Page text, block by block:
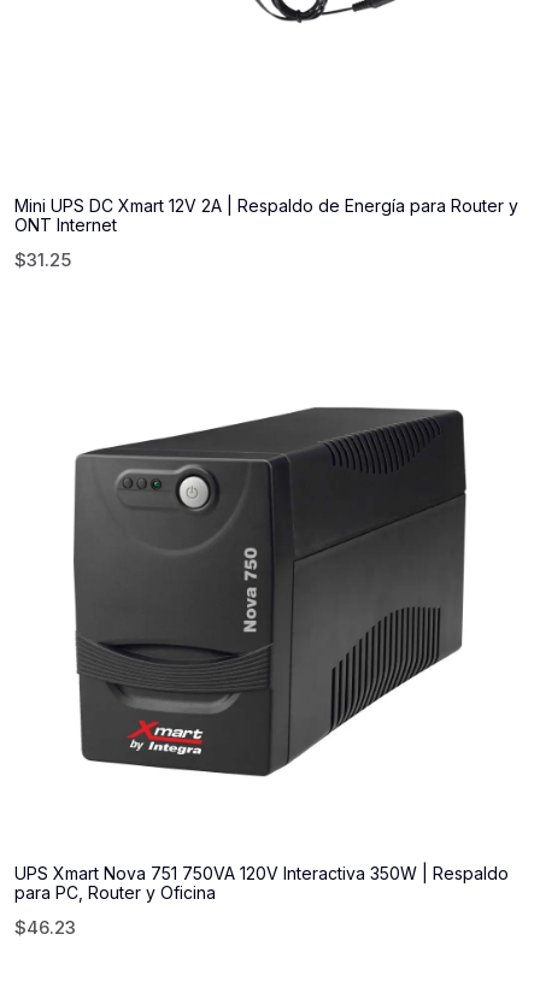
Mini UPS DC Xmart 12V 2A | Respaldo de Energía para Router y
ONT Internet
$31.25
UPS Xmart Nova 751 750VA 120V Interactiva 350W | Respaldo
para PC, Router y Oficina
$46.23